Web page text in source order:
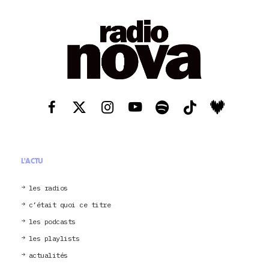
L'ACTU
les radios
c’était quoi ce titre
les podcasts
les playlists
actualités